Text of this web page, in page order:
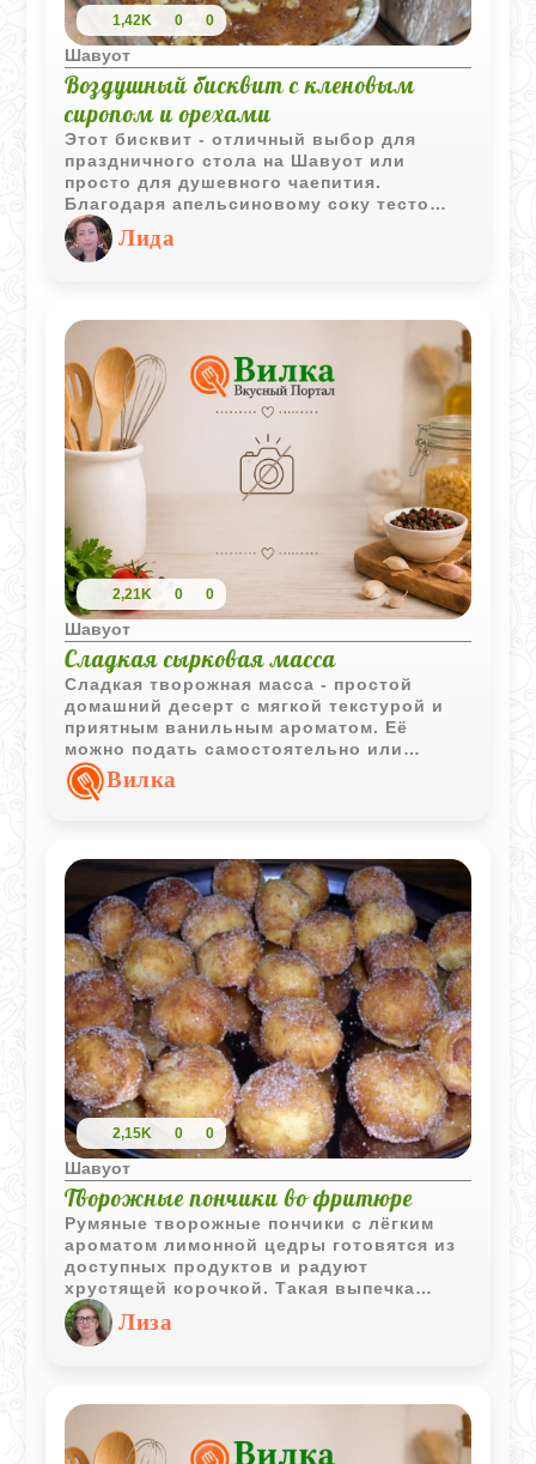
1,42K 0 0
Шавуот
Воздушный бисквит с кленовым
сиропом и орехами
Этот бисквит - отличный выбор для
праздничного стола на Шавуот или
просто для душевного чаепития.
Благодаря апельсиновому соку тесто
получается очень нежным и ароматным, а
кленовый сироп, которым пирог
поливается сразу из духовки, делает его
сверху идеально дополняют мягкую
текстуру. Готовится он легко, а пахнет на
всю кухню просто волшебно.
Лида
2,21K 0 0
Шавуот
Сладкая сырковая масса
Сладкая творожная масса - простой
домашний десерт с мягкой текстурой и
приятным ванильным ароматом. Её
можно подать самостоятельно или
дополнить ягодами, орехами и другими
любимыми добавками.
Вилка
2,15K 0 0
Шавуот
Творожные пончики во фритюре
Румяные творожные пончики с лёгким
ароматом лимонной цедры готовятся из
доступных продуктов и радуют
хрустящей корочкой. Такая выпечка
отлично подходит для семейного
чаепития и получается большой
порцией.
Лиза